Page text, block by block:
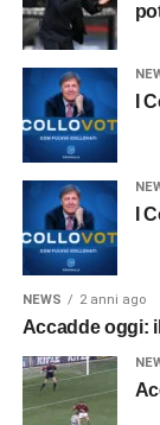
I
I
NEWS 2 anni ago
Accadde oggi: